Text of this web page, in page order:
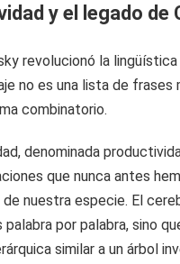
y el legado de
revolucionó la
no es una lista de frases
combinatorio.
denominada
que nunca antes
nuestra especie. El
palabra por palabra, sino
similar a un árbol